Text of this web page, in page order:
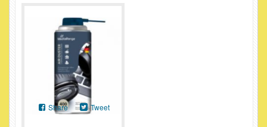
Share Tweet